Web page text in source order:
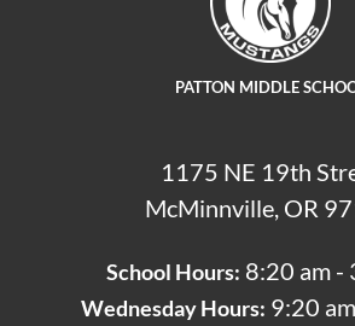
PATTON MIDDLE
1175 NE 19th
McMinnville, OR
School Hours: 8:20 am -
Wednesday Hours: 9:20